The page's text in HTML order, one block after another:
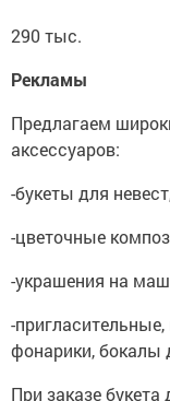
290 тыс.
Рекламы
Предлагаем
аксессуаров:
-букеты для
-цветочные
-украшения на
-
фонарики, бокалы
При заказе